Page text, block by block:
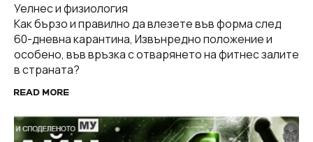
Уелнес и физиология
Как бързо и правилно да влезете във форма след
60-дневна карантина, Извънредно положение и
особено, във връзка с отварянето на фитнес залите
в страната?
READ MORE